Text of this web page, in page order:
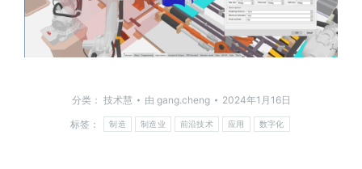
分类： 技术慧 由 gang.cheng
2024年1月16日
标签：
制造 制造业 前沿技术 应用 数字化